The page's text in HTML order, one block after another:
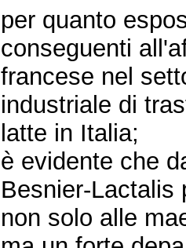
per quanto
conseguenti
francese nel
industriale di
latte in Italia;
è evidente che
Besnier-Lactalis
non solo alle